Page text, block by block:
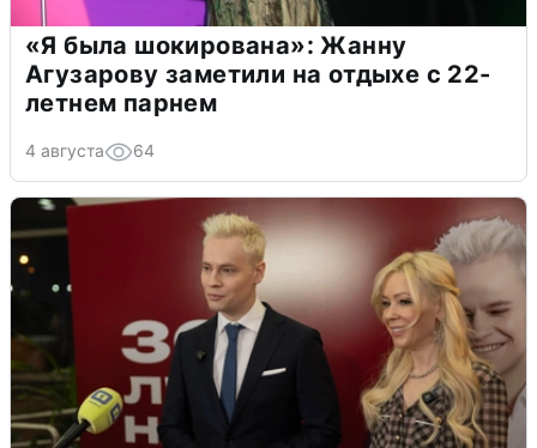
«Я была шокирована»: Жанну
Агузарову заметили на отдыхе с 22-
летнем парнем
4 августа 64